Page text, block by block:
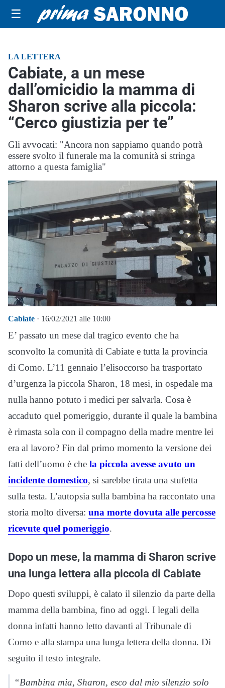
☰
LA LETTERA
Cabiate, a un mese
dall’omicidio la mamma di
Sharon scrive alla piccola:
“Cerco giustizia per te”
Gli avvocati: "Ancora non sappiamo quando potrà
essere svolto il funerale ma la comunità si stringa
attorno a questa famiglia"
Cabiate · 16/02/2021 alle 10:00
E’ passato un mese dal tragico evento che ha
sconvolto la comunità di Cabiate e tutta la provincia
di Como. L’11 gennaio l’elisoccorso ha trasportato
d’urgenza la piccola Sharon, 18 mesi, in ospedale ma
nulla hanno potuto i medici per salvarla. Cosa è
accaduto quel pomeriggio, durante il quale la bambina
è rimasta sola con il compagno della madre mentre lei
era al lavoro? Fin dal primo momento la versione dei
fatti dell’uomo è che la piccola avesse avuto un
incidente domestico, si sarebbe tirata una stufetta
sulla testa. L’autopsia sulla bambina ha raccontato una
storia molto diversa: una morte dovuta alle percosse
ricevute quel pomeriggio.
Dopo un mese, la mamma di Sharon scrive
una lunga lettera alla piccola di Cabiate
Dopo questi sviluppi, è calato il silenzio da parte della
mamma della bambina, fino ad oggi. I legali della
donna infatti hanno letto davanti al Tribunale di
Como e alla stampa una lunga lettera della donna. Di
seguito il testo integrale.
“Bambina mia, Sharon, esco dal mio silenzio solo